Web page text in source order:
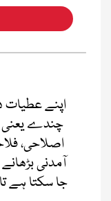
اپنے عطیات
چندے یعنی
اصلاحی،
آمدنی
جا سکتا ہے